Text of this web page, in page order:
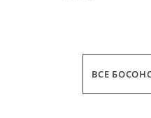
ВСЕ